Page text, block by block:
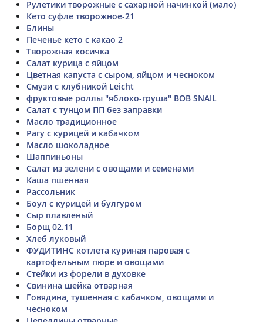
Рулетики творожные с сахарной начинкой (мало)
Кето суфле творожное-21
Блины
Печенье кето с какао 2
Творожная косичка
Салат курица с яйцом
Цветная капуста с сыром, яйцом и чесноком
Смузи с клубникой Leicht
фруктовые роллы "яблоко-груша" BOB SNAIL
Салат с тунцом ПП без заправки
Масло традиционное
Рагу с курицей и кабачком
Масло шоколадное
Шаппиньоны
Салат из зелени с овощами и семенами
Каша пшенная
Рассольник
Боул с курицей и булгуром
Сыр плавленый
Борщ 02.11
Хлеб луковый
ФУДИТИНС котлета куриная паровая с
картофельным пюре и овощами
Стейки из форели в духовке
Свинина шейка отварная
Говядина, тушенная с кабачком, овощами и
чесноком